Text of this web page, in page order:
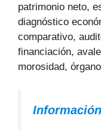
patrimonio neto,
diagnóstico
comparativo,
financiación,
morosidad,